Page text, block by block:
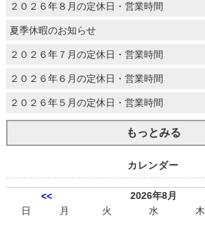
２０２６年８月の定休日・営業時間
夏季休暇のお知らせ
２０２６年７月の定休日・営業時間
２０２６年６月の定休日・営業時間
２０２６年５月の定休日・営業時間
もっとみる
カレンダー
<<
2026年8月
日
月 火 水 木